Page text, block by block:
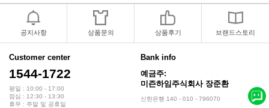
2018년 모바일샵 리뉴얼 업데이.. 2018.04.10
2019년 설 명절 배송지연 안내 2019.01.23
공지사항 상품문의 상품후기 브랜드스토리
Customer center
1544-1722
평일 : 10:00 - 17:00
점심 : 12:30 - 13:30
휴무 : 주말 및 공휴일
Bank info
예금주:
미즌하임주식회사 장준환
신한은행 140 - 010 - 796070